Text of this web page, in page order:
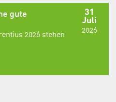
31
Juli
2026
gute
2026 stehen